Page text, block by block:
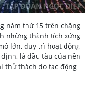
năm thứ 15 trên chặng
những thành tích xứng
lớn, duy trì hoạt động
là đầu tàu của nền
thử thách do tác động